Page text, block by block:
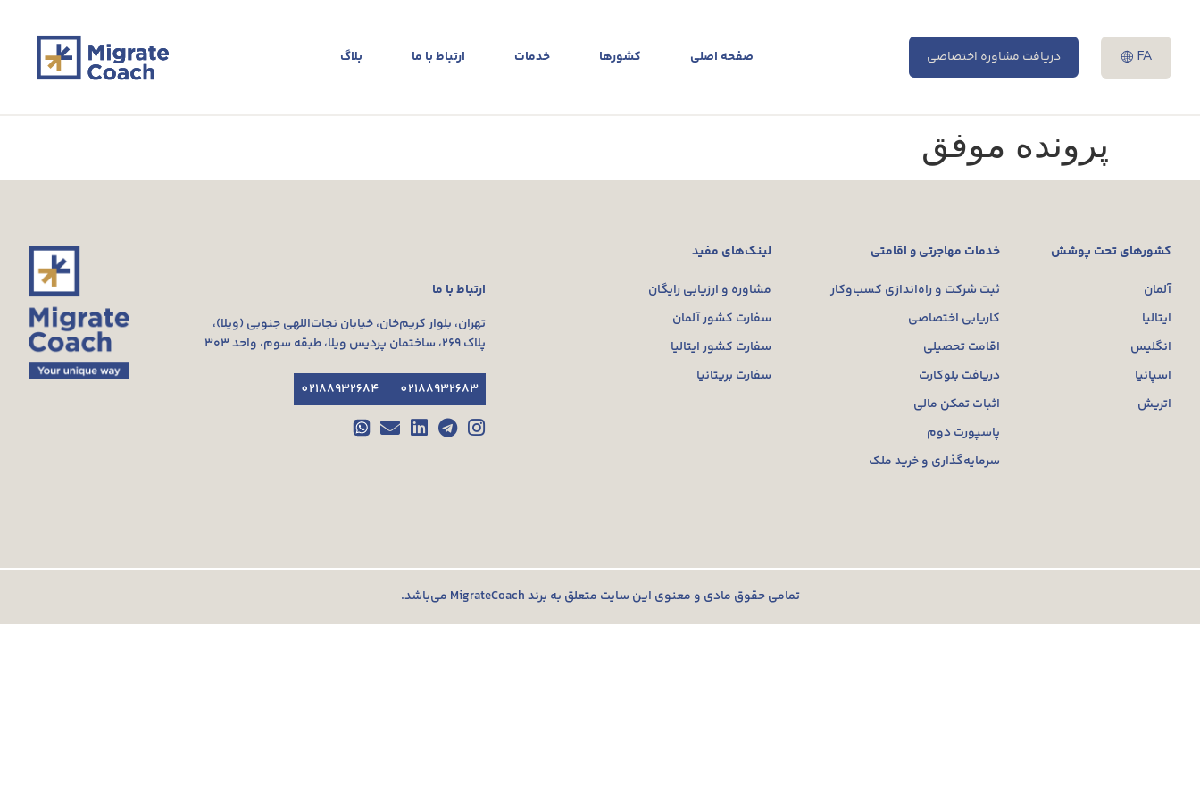
FA دریافت مشاوره اختصاصی صفحه اصلی کشورها خدمات ارتباط با ما بلاگ
پرونده موفق
کشورهای تحت پوشش
آلمان
ایتالیا
انگلیس
اسپانیا
اتریش
خدمات مهاجرتی و اقامتی
ثبت شرکت و راه‌اندازی کسب‌وکار
کاریابی اختصاصی
اقامت تحصیلی
دریافت بلوکارت
اثبات تمکن مالی
پاسپورت دوم
سرمایه‌گذاری و خرید ملک
لینک‌های مفید
مشاوره و ارزیابی رایگان
سفارت کشور آلمان
سفارت کشور ایتالیا
سفارت بریتانیا
ارتباط با ما
تهران، بلوار کریم‌خان، خیابان نجات‌اللهی جنوبی (ویلا)،
پلاک ۲۶۹، ساختمان پردیس ویلا، طبقه سوم، واحد ۳۰۳
02188932683
02188932684
تمامی حقوق مادی و معنوی این سایت متعلق به برند MigrateCoach می‌باشد.